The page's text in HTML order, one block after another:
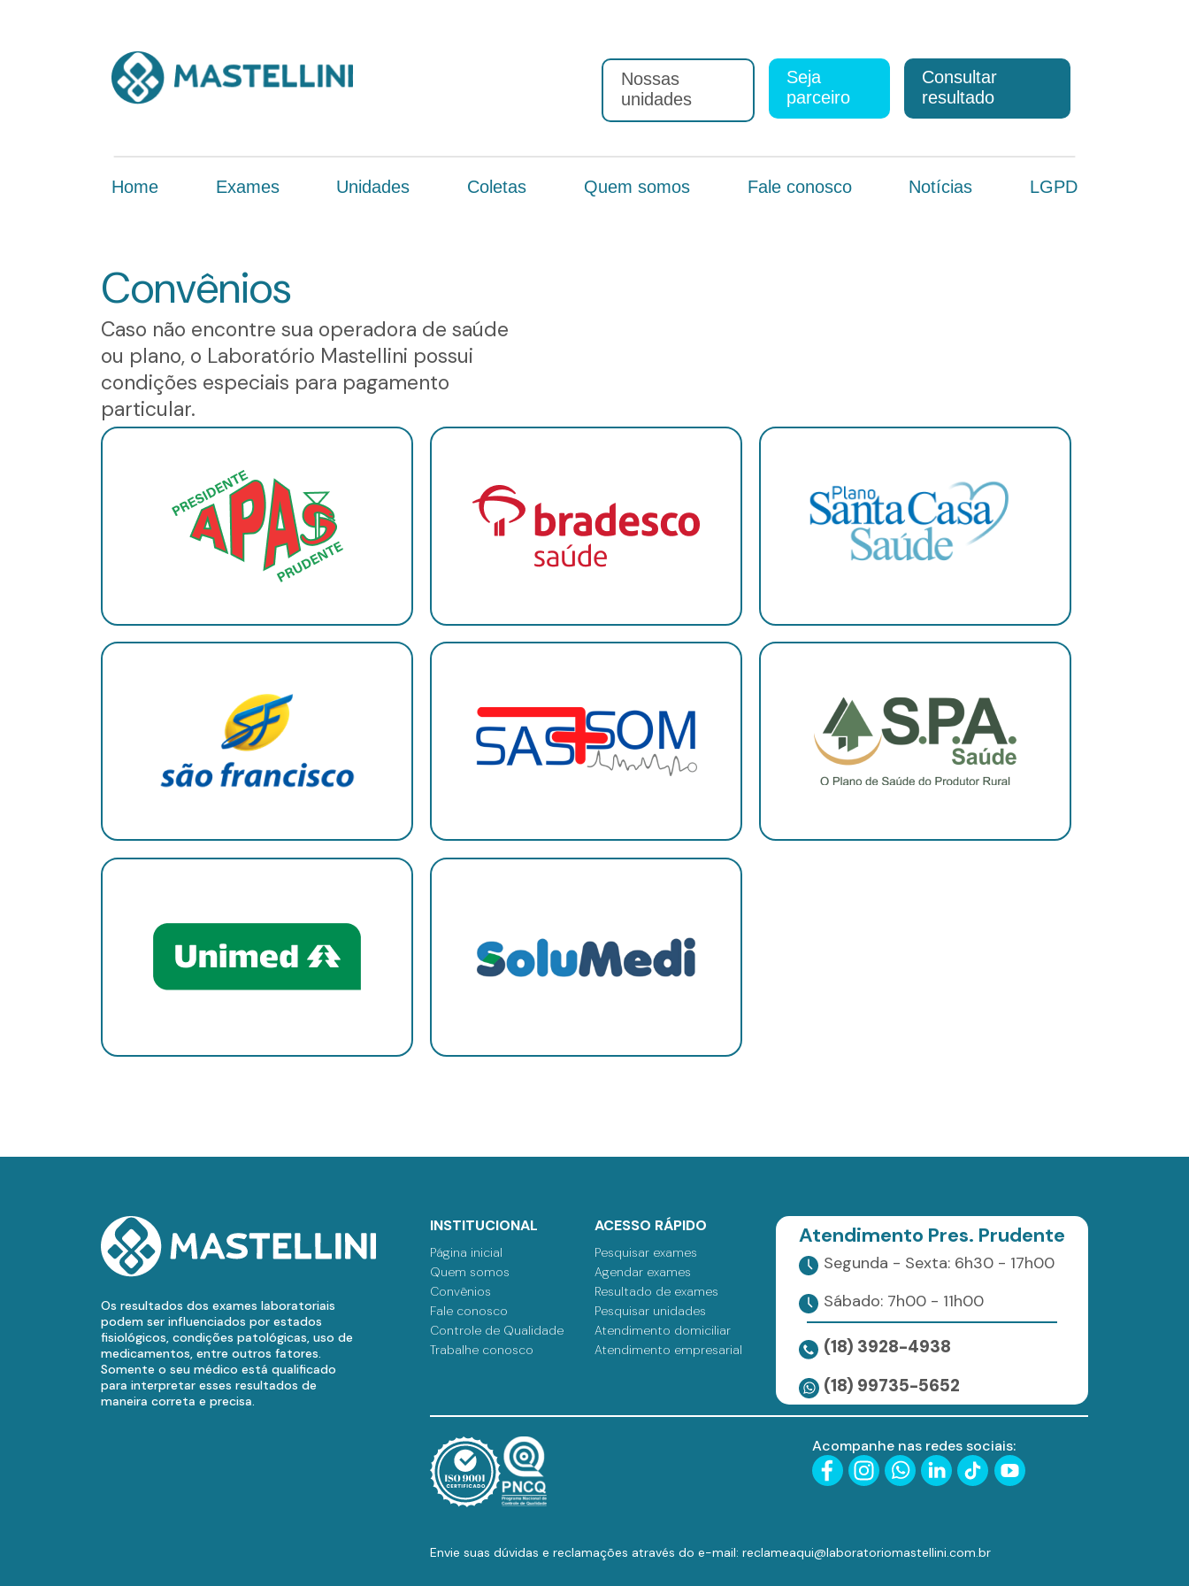
Nossas
unidades
Seja
parceiro
Consultar
resultado
Home Exames Unidades Coletas Quem somos Fale conosco Notícias LGPD
Convênios
Caso não encontre sua operadora de saúde
ou plano, o Laboratório Mastellini possui
condições especiais para pagamento
particular.
Os resultados dos exames laboratoriais
podem ser influenciados por estados
fisiológicos, condições patológicas, uso de
medicamentos, entre outros fatores.
Somente o seu médico está qualificado
para interpretar esses resultados de
maneira correta e precisa.
INSTITUCIONAL
Página inicial
Quem somos
Convênios
Fale conosco
Controle de Qualidade
Trabalhe conosco
ACESSO RÁPIDO
Pesquisar exames
Agendar exames
Resultado de exames
Pesquisar unidades
Atendimento domiciliar
Atendimento empresarial
Atendimento Pres. Prudente
Segunda - Sexta: 6h30 - 17h00
Sábado: 7h00 - 11h00
(18) 3928-4938
(18) 99735-5652
Acompanhe nas redes sociais:
Envie suas dúvidas e reclamações através do e-mail: reclameaqui@laboratoriomastellini.com.br